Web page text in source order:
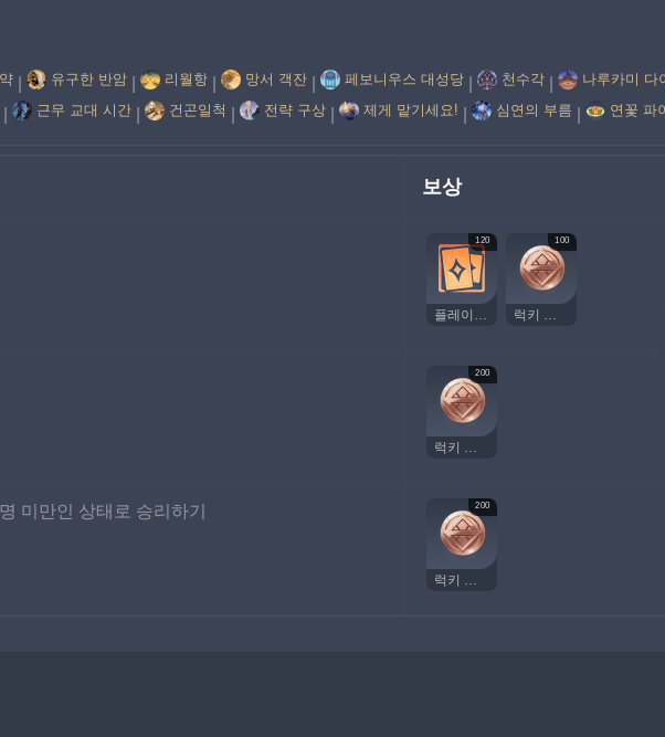
유구한 반암 리월항 망서 객잔 페보니우스 대성당 천수각 나루카미 다
근무 교대 시간 건곤일척 전략 구상 제게 맡기세요! 심연의 부름 연꽃 파
보상
120
플레이어 경험치
100
럭키 코인
200
럭키 코인
미만인 상태로 승리하기 200
럭키 코인